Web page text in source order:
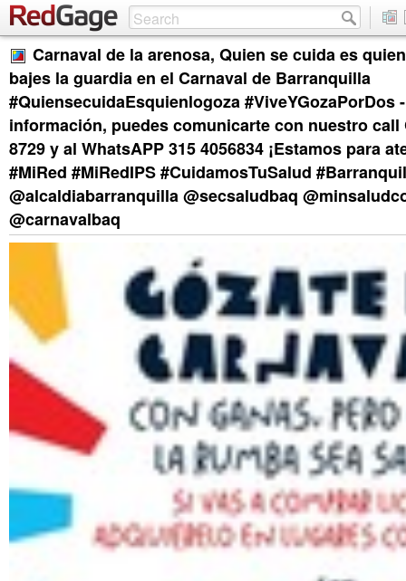
Carnaval de la arenosa, Quien se cuida es
bajes la guardia en el Carnaval de Barranquilla
#QuiensecuidaEsquienlogoza #ViveYGozaPorDos
información, puedes comunicarte con nuestro call
8729 y al WhatsAPP 315 4056834 ¡Estamos para
#MiRed #MiRedIPS #CuidamosTuSalud
@alcaldiabarranquilla @secsaludbaq
@carnavalbaq